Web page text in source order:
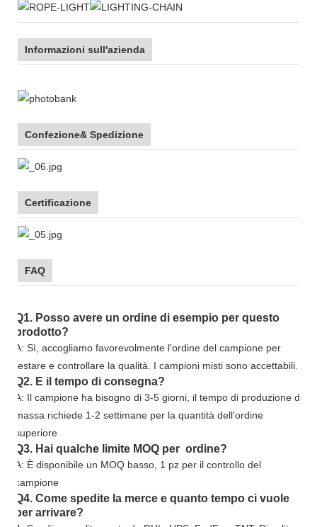
Informazioni sull'azienda
Confezione& Spedizione
Certificazione
FAQ
Q1. Posso avere un ordine di esempio per questo
prodotto?
A: Sì, accogliamo favorevolmente l'ordine del campione per
testare e controllare la qualità. I campioni misti sono accettabili.
Q2. E il tempo di consegna?
A: Il campione ha bisogno di 3-5 giorni, il tempo di produzione di
massa richiede 1-2 settimane per la quantità dell'ordine
superiore
Q3. Hai qualche limite MOQ per ordine?
A: È disponibile un MOQ basso, 1 pz per il controllo del
campione
Q4. Come spedite la merce e quanto tempo ci vuole
per arrivare?